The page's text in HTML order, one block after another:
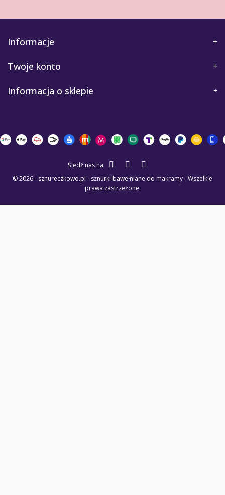
Informacje
Twoje konto
Informacja o sklepie
© 2026 - sznureczkowo.pl - sznurki bawełniane do makramy - Wszelkie
prawa zastrzeżone.
Śledź nas na: